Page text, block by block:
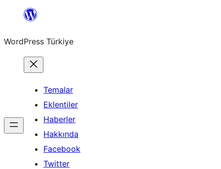
İçeriğe
WordPress Türkiye
Temalar
Eklentiler
Haberler
Hakkında
Facebook
Twitter